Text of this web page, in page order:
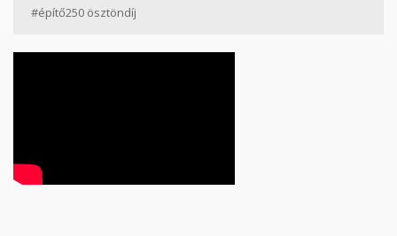
#építő250 ösztöndíj